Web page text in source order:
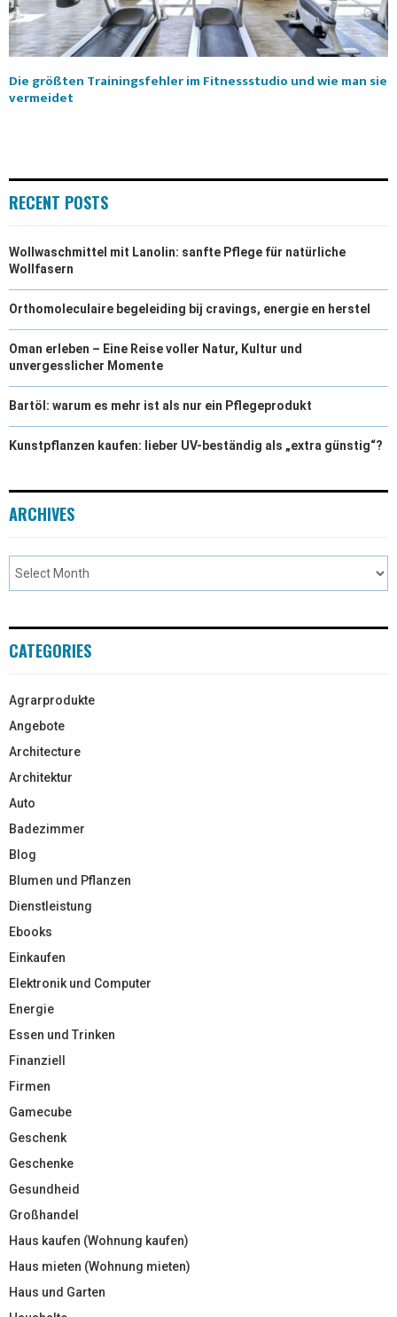
Die größten Trainingsfehler im Fitnessstudio und wie man sie
vermeidet
RECENT POSTS
Wollwaschmittel mit Lanolin: sanfte Pflege für natürliche
Wollfasern
Orthomoleculaire begeleiding bij cravings, energie en herstel
Oman erleben – Eine Reise voller Natur, Kultur und
unvergesslicher Momente
Bartöl: warum es mehr ist als nur ein Pflegeprodukt
Kunstpflanzen kaufen: lieber UV-beständig als „extra günstig“?
ARCHIVES
CATEGORIES
Agrarprodukte
Angebote
Architecture
Architektur
Auto
Badezimmer
Blog
Blumen und Pflanzen
Dienstleistung
Ebooks
Einkaufen
Elektronik und Computer
Energie
Essen und Trinken
Finanziell
Firmen
Gamecube
Geschenk
Geschenke
Gesundheid
Großhandel
Haus kaufen (Wohnung kaufen)
Haus mieten (Wohnung mieten)
Haus und Garten